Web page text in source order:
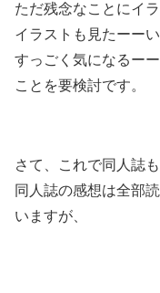
ただ残念なことにイ
イラストも見たーー
すっごく気になるー
ことを要検討です。
さて、これで同人誌
同人誌の感想は全部
いますが、